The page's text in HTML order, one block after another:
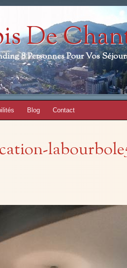
De
8 Personnes Pour Vos
Blog Contact